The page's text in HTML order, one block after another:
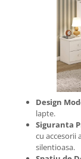
Design
lapte.
Siguranta
cu accesorii
silentioasa.